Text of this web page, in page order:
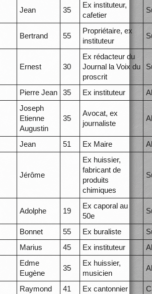
Jean 35
Ex instituteur,
cafetier
Bertrand 55
Propriétaire, ex
instituteur
Ernest 30
Ex rédacteur du
Journal la Voix du
proscrit
Pierre Jean 35 Ex instituteur
Joseph
Etienne
Augustin
35
Avocat, ex
journaliste
Jean 51 Ex Maire
Jérôme
Ex huissier,
fabricant de
produits
chimiques
Adolphe 19
Ex caporal au
50e
Bonnet 55 Ex buraliste
Marius 45 Ex instituteur
Edme
Eugène
35
Ex huissier,
musicien
Raymond 41 Ex cantonnier